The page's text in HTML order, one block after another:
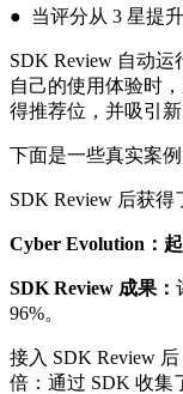
● 当评分从 3 星提
SDK Review 自动
自己的使用体验时
得推荐位，并吸引新
下面是一些真实案
SDK Review 后获得
Cyber Evolution：
SDK Review 成果：
96%。
接入 SDK Review
倍：通过 SDK 收集